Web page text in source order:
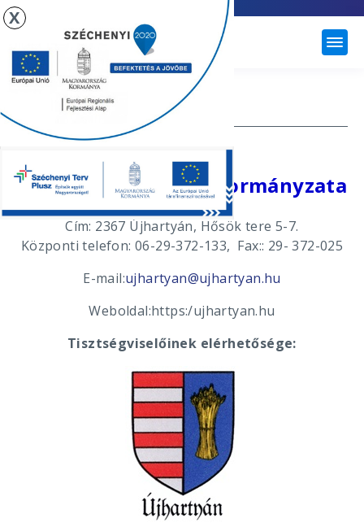
ÚJHARTYÁN
SZERV VEZETŐI
Újhartyán Város Önkormányzata
Cím: 2367 Újhartyán, Hősök tere 5-7.
Központi telefon: 06-29-372-133, Fax:: 29- 372-025
E-mail:ujhartyan@ujhartyan.hu
Weboldal:https:/ujhartyan.hu
Tisztségviselőinek elérhetősége:
X